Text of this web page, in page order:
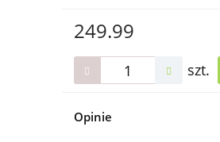
249.99
szt.
Opinie